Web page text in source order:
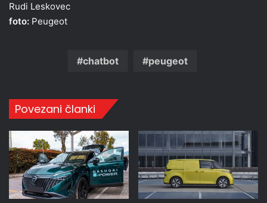
Rudi Leskovec
foto: Peugeot
chatbot peugeot
Povezani članki